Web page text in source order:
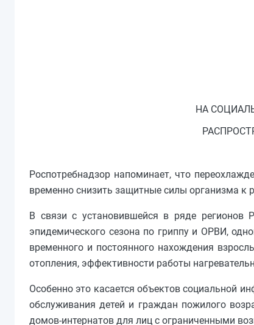
НА
Роспотребнадзор напоминает, что
временно снизить защитные силы организма к
В связи с установившейся в ряде регионов
эпидемического сезона по гриппу и ОРВИ,
временного и постоянного нахождения
отопления, эффективности работы
Особенно это касается объектов социальной
обслуживания детей и граждан пожилого
домов-интернатов для лиц с ограниченными